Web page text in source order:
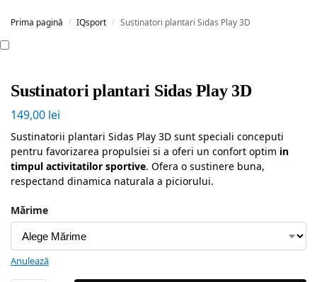
Prima pagină / IQsport / Sustinatori plantari Sidas Play 3D
Sustinatori plantari Sidas Play 3D
149,00 lei
Sustinatorii plantari Sidas Play 3D sunt speciali conceputi
pentru favorizarea propulsiei si a oferi un confort optim in
timpul activitatilor sportive. Ofera o sustinere buna,
respectand dinamica naturala a piciorului.
Mărime
Anulează